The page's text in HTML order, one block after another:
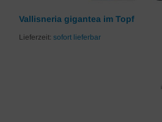
Vallisneria gigantea im Topf
Lieferzeit: sofort lieferbar